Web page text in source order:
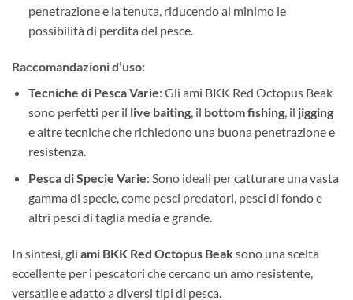
penetrazione e la tenuta, riducendo al minimo le
possibilità di perdita del pesce.
Raccomandazioni d’uso:
Tecniche di Pesca Varie: Gli ami BKK Red Octopus Beak
sono perfetti per il live baiting, il bottom fishing, il jigging
e altre tecniche che richiedono una buona penetrazione e
resistenza.
Pesca di Specie Varie: Sono ideali per catturare una vasta
gamma di specie, come pesci predatori, pesci di fondo e
altri pesci di taglia media e grande.
In sintesi, gli ami BKK Red Octopus Beaksono una scelta
eccellente per i pescatori che cercano un amo resistente,
versatile e adatto a diversi tipi di pesca.